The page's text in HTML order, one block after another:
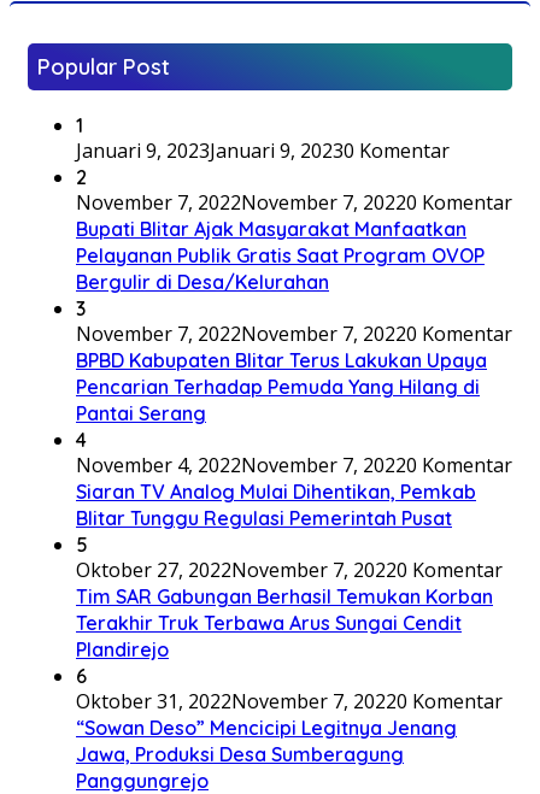
Popular Post
1
Januari 9, 2023Januari 9, 20230 Komentar
2
November 7, 2022November 7, 20220 Komentar
Bupati Blitar Ajak Masyarakat Manfaatkan
Pelayanan Publik Gratis Saat Program OVOP
Bergulir di Desa/Kelurahan
3
November 7, 2022November 7, 20220 Komentar
BPBD Kabupaten Blitar Terus Lakukan Upaya
Pencarian Terhadap Pemuda Yang Hilang di
Pantai Serang
4
November 4, 2022November 7, 20220 Komentar
Siaran TV Analog Mulai Dihentikan, Pemkab
Blitar Tunggu Regulasi Pemerintah Pusat
5
Oktober 27, 2022November 7, 20220 Komentar
Tim SAR Gabungan Berhasil Temukan Korban
Terakhir Truk Terbawa Arus Sungai Cendit
Plandirejo
6
Oktober 31, 2022November 7, 20220 Komentar
“Sowan Deso” Mencicipi Legitnya Jenang
Jawa, Produksi Desa Sumberagung
Panggungrejo